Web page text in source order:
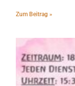
Zum Beitrag »